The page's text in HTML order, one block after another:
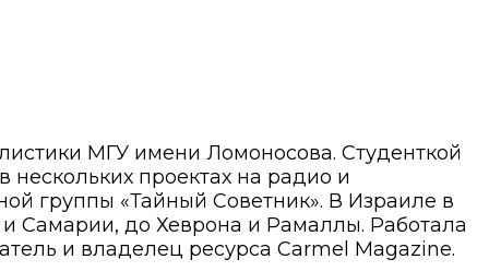
МГУ имени Ломоносова. Студенткой
нескольких проектах на радио и
группы «Тайный Советник». В Израиле в
и Самарии, до Хеврона и Рамаллы. Работала
и владелец ресурса Carmel Magazine.